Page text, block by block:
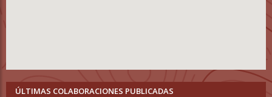
ÚLTIMAS COLABORACIONES PUBLICADAS